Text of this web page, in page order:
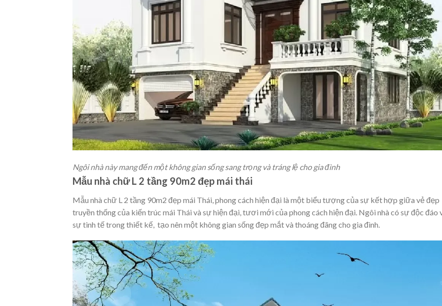
Ngôi nhà này mang đến một không gian sống sang trọng và tráng lệ cho gia đình
Mẫu nhà chữ L 2 tầng 90m2 đẹp mái thái
Mẫu nhà chữ L 2 tầng 90m2 đẹp mái Thái, phong cách hiện đại là một biểu tượng của sự kết hợp giữa vẻ đẹp
truyền thống của kiến trúc mái Thái và sự hiện đại, tươi mới của phong cách hiện đại. Ngôi nhà có sự độc đáo
sự tinh tế trong thiết kế, tạo nên một không gian sống đẹp mắt và thoáng đãng cho gia đình.